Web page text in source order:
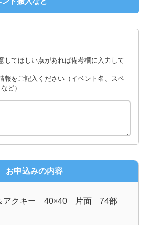
してほしい点があれば備考欄に入力して
報をご記入ください（イベント名、スペ
ど）
お申込みの内容
＆アクキー 40×40 片面 74部